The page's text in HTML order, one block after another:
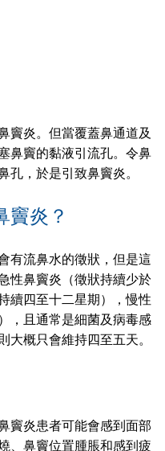
竇炎。但當覆蓋鼻通道及
鼻竇的黏液引流孔。令鼻
孔，於是引致鼻竇炎。
竇炎？
有流鼻水的徵狀，但是這
性鼻竇炎（徵狀持續少於
續四至十二星期），慢性
，且通常是細菌及病毒感
大概只會維持四至五天。
竇炎患者可能會感到面部
、鼻竇位置腫脹和感到疲